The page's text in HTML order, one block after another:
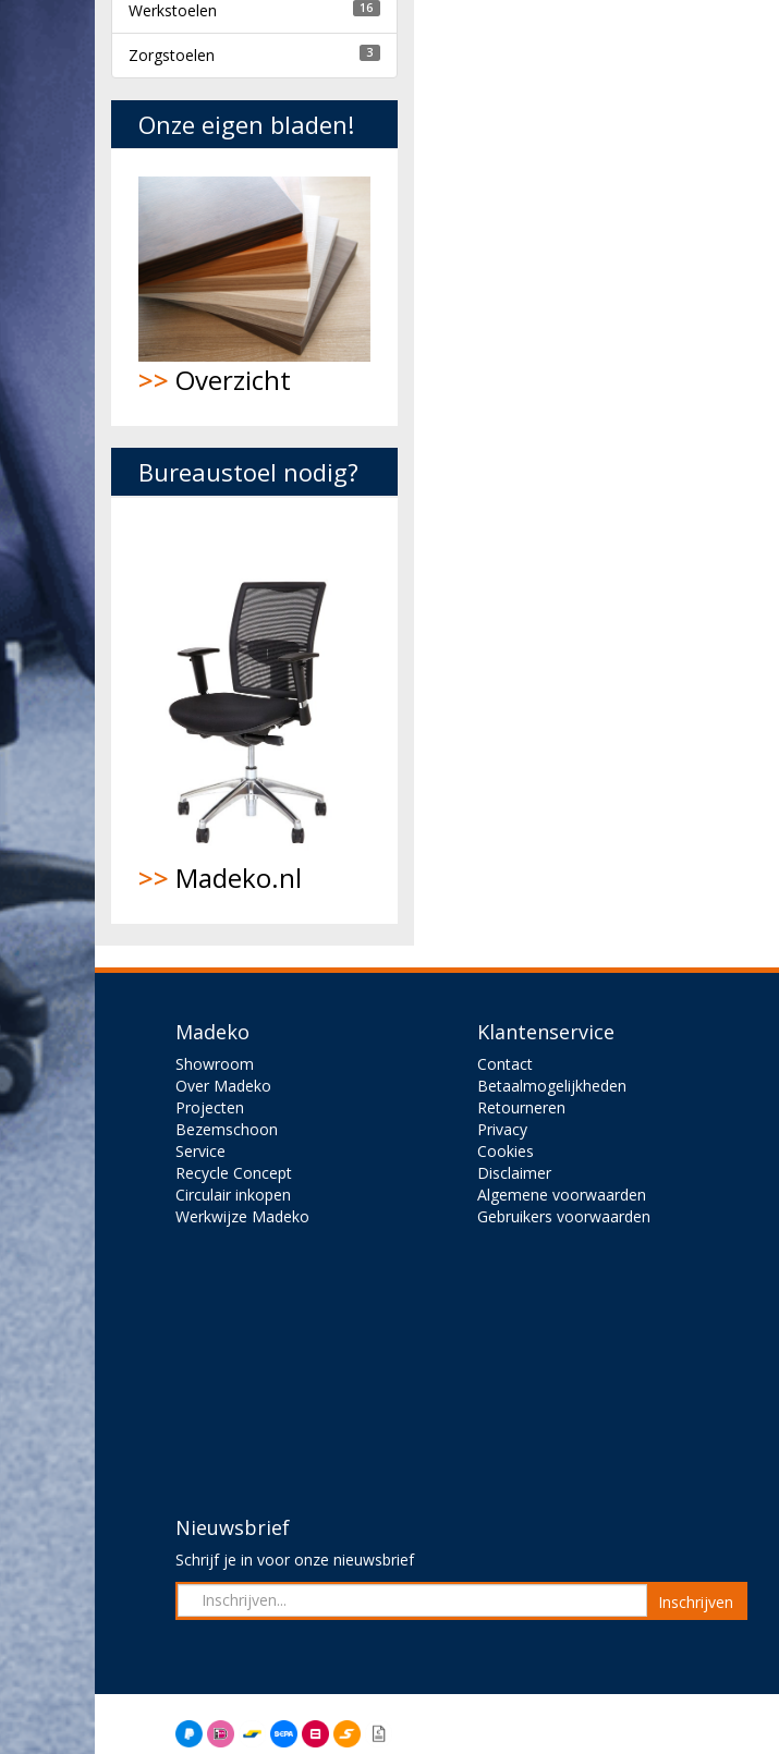
Werkstoelen 16
Zorgstoelen 3
Onze eigen bladen!
>> Overzicht
Bureaustoel nodig?
>> Madeko.nl
Madeko
Showroom
Over Madeko
Projecten
Bezemschoon
Service
Recycle Concept
Circulair inkopen
Werkwijze Madeko
Klantenservice
Contact
Betaalmogelijkheden
Retourneren
Privacy
Cookies
Disclaimer
Algemene voorwaarden
Gebruikers voorwaarden
Nieuwsbrief
Schrijf je in voor onze nieuwsbrief
Inschrijven